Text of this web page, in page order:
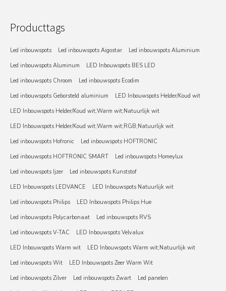
Producttags
Led inbouwspots Led inbouwspots Aigostar
Led inbouwspots Aluminium
Led inbouwspots Aluminum
LED Inbouwspots BES LED
Led inbouwspots Chroom
Led inbouwspots Ecodim
Led inbouwspots Geborsteld aluminium
LED Inbouwspots Helder/Koud wit
LED Inbouwspots Helder/Koud wit;Warm wit;Natuurlijk wit
LED Inbouwspots Helder/Koud wit;Warm wit;RGB;Natuurlijk wit
Led inbouwspots Hofronic
Led inbouwspots HOFTRONIC
Led inbouwspots HOFTRONIC SMART
Led inbouwspots Homeylux
Led inbouwspots Ijzer
Led inbouwspots Kunststof
LED Inbouwspots LEDVANCE
LED Inbouwspots Natuurlijk wit
Led inbouwspots Philips
LED Inbouwspots Philips Hue
Led inbouwspots Polycarbonaat
Led inbouwspots RVS
Led inbouwspots V-TAC
LED Inbouwspots Velvalux
LED Inbouwspots Warm wit
LED Inbouwspots Warm wit;Natuurlijk wit
Led inbouwspots Wit
LED Inbouwspots Zeer Warm Wit
Led inbouwspots Zilver
Led inbouwspots Zwart
Led panelen